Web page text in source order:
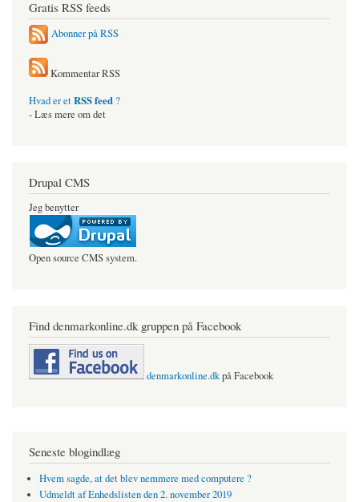
Gratis RSS feeds
Abonner på RSS
Kommentar RSS
Hvad er etRSS feed ?
- Læs mere om det
Drupal CMS
Jeg benytter
Open source CMS system.
Find denmarkonline.dk gruppen på Facebook
denmarkonline.dkpå Facebook
Seneste blogindlæg
Hvem sagde, at det blev nemmere med computere ?
Udmeldt af Enhedslisten den 2. november 2019